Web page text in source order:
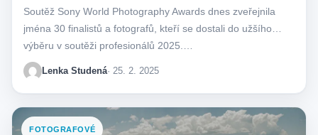
Soutěž Sony World Photography Awards dnes zveřejnila
jména 30 finalistů a fotografů, kteří se dostali do užšího
výběru v soutěži profesionálů 2025.…
Lenka Studená· 25. 2. 2025
FOTOGRAFOVÉ